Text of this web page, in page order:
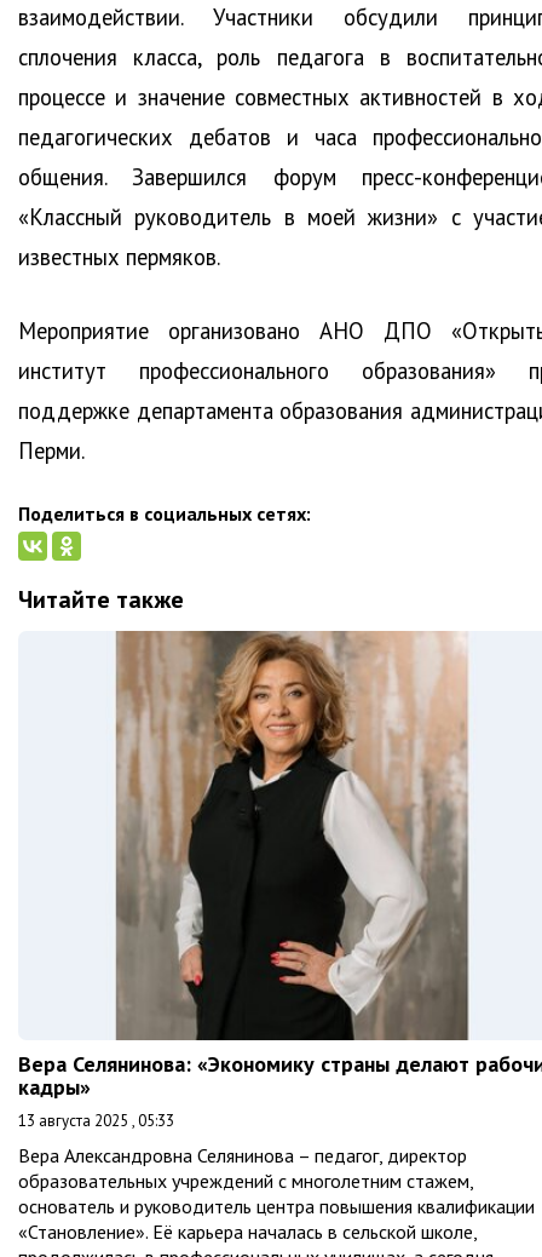
взаимодействии. Участники обсудили
сплочения класса, роль педагога в
процессе и значение совместных активностей в
педагогических дебатов и часа
общения. Завершился форум пресс-
«Классный руководитель в моей жизни» с
известных пермяков.
Мероприятие организовано АНО ДПО
институт профессионального образования»
поддержке департамента образования
Перми.
Поделиться в социальных сетях:
Читайте также
Вера Селянинова: «Экономику страны делают
кадры»
13 августа 2025 , 05:33
Вера Александровна Селянинова – педагог, директор
образовательных учреждений с многолетним стажем,
основатель и руководитель центра повышения квалификации
«Становление». Её карьера началась в сельской школе,